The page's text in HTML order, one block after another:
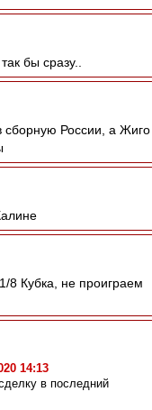
бы сразу..
сборную России, а Жиго
8 Кубка, не проиграем
14:13
в последний